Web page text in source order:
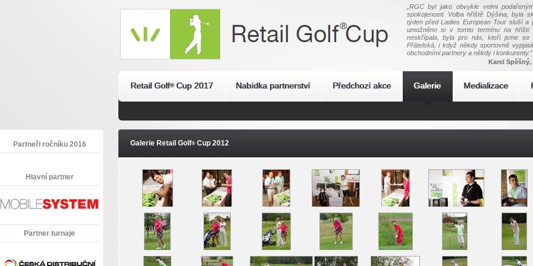
„RGC byl jako obvykle velmi
spokojenosti. Volba hřiště Dýšina, byla
týden před Ladies European Tour sluší
umožněno si v tomto termínu na hřišti
neskřípala, byla pro nás, kteří jsme se
Přátelská, i když někdy sportovně
obchodními partnery a někdy i konkurenty.“
Karel Spěšný,
Retail Golf®Cup 2017 Nabídka partnerství Předchozí akce Galerie Medializace
Partneři ročníku 2016
Hlavní partner
Partner turnaje
Galerie Retail Golf®Cup 2012